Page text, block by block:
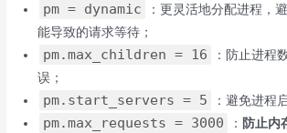
pm = dynamic
：更灵活地分配进程，
能导致的请求等待；
pm.max_children = 16
：防止进程
误；
pm.start_servers = 5 ：避免进程
pm.max_requests = 3000 ： 防止内